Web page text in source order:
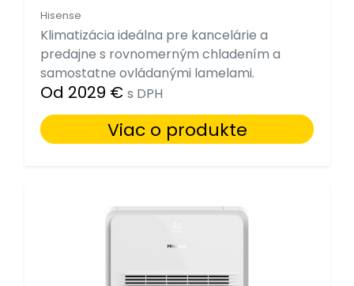
Hisense
Klimatizácia ideálna pre kancelárie a
predajne s rovnomerným chladením a
samostatne ovládanými lamelami.
Od 2029 € s DPH
Viac o produkte